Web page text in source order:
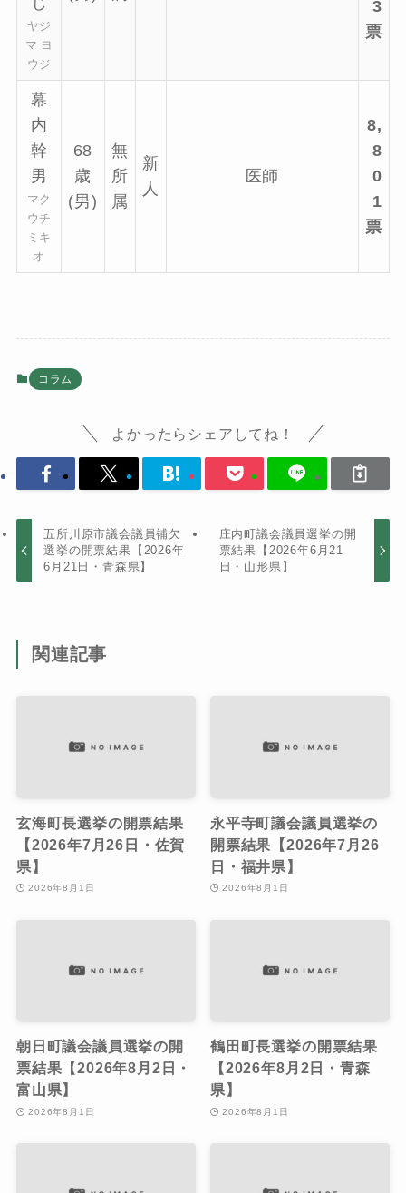
ヤジ
マ ヨ
ウジ
3
票
幕
内
幹
男
マク
ウチ
ミキ
オ
68
歳
(男)
無
所
属
新
人
医師
8,
8
0
1
票
コラム
よかったらシェアしてね！
五所川原市議会議員補欠
選挙の開票結果【2026年
6月21日・青森県】
庄内町議会議員選挙の開
票結果【2026年6月21
日・山形県】
関連記事
玄海町長選挙の開票結果
【2026年7月26日・佐賀
県】
2026年8月1日
永平寺町議会議員選挙の
開票結果【2026年7月26
日・福井県】
2026年8月1日
朝日町議会議員選挙の開
票結果【2026年8月2日・
富山県】
2026年8月1日
鶴田町長選挙の開票結果
【2026年8月2日・青森
県】
2026年8月1日